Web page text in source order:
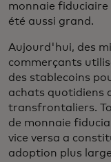
monnaie
été aussi grand.
Aujourd'hui, des
commerçants
des stablecoins
achats quotidiens
transfrontaliers.
de monnaie
vice versa a
adoption plus